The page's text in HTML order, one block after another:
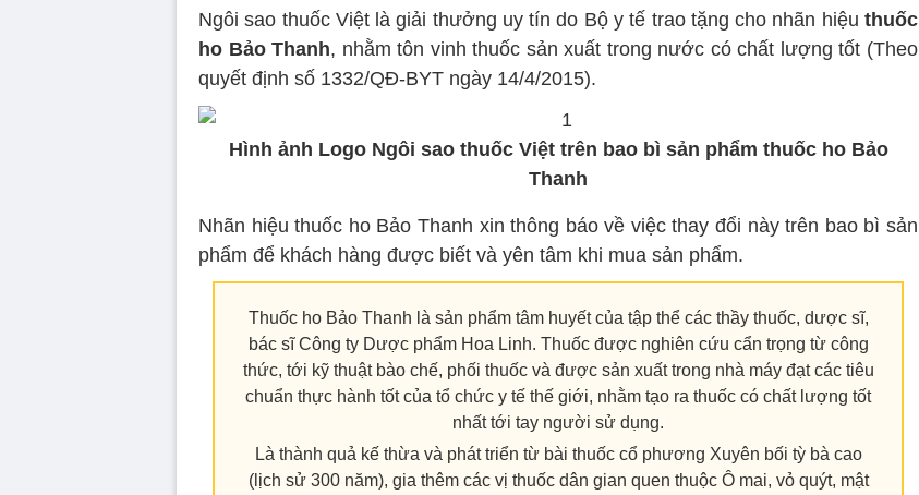
Ngôi sao thuốc Việt là giải thưởng uy tín do Bộ y tế trao tặng cho nhãn hiệu thuốc
ho Bảo Thanh, nhằm tôn vinh thuốc sản xuất trong nước có chất lượng tốt (Theo
quyết định số 1332/QĐ-BYT ngày 14/4/2015).
Hình ảnh Logo Ngôi sao thuốc Việt trên bao bì sản phẩm thuốc ho Bảo
Thanh
Nhãn hiệu thuốc ho Bảo Thanh xin thông báo về việc thay đổi này trên bao bì sản
phẩm để khách hàng được biết và yên tâm khi mua sản phẩm.
Thuốc ho Bảo Thanh là sản phẩm tâm huyết của tập thể các thầy thuốc, dược sĩ,
bác sĩ Công ty Dược phẩm Hoa Linh. Thuốc được nghiên cứu cẩn trọng từ công
thức, tới kỹ thuật bào chế, phối thuốc và được sản xuất trong nhà máy đạt các tiêu
chuẩn thực hành tốt của tổ chức y tế thế giới, nhằm tạo ra thuốc có chất lượng tốt
nhất tới tay người sử dụng.
Là thành quả kế thừa và phát triển từ bài thuốc cổ phương Xuyên bối tỳ bà cao
(lịch sử 300 năm), gia thêm các vị thuốc dân gian quen thuộc Ô mai, vỏ quýt, mật